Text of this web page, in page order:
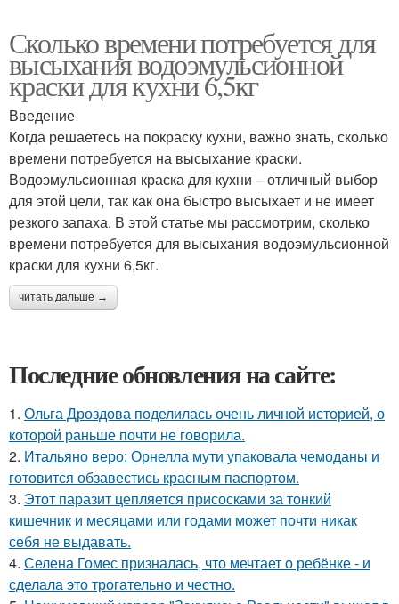
Сколько времени потребуется для
высыхания водоэмульсионной
краски для кухни 6,5кг
Введение
Когда решаетесь на покраску кухни, важно знать, сколько
времени потребуется на высыхание краски.
Водоэмульсионная краска для кухни – отличный выбор
для этой цели, так как она быстро высыхает и не имеет
резкого запаха. В этой статье мы рассмотрим, сколько
времени потребуется для высыхания водоэмульсионной
краски для кухни 6,5кг.
читать дальше →
Последние обновления на сайте:
1. Ольга Дроздова поделилась очень личной историей, о
которой раньше почти не говорила.
2. Итальяно веро: Орнелла мути упаковала чемоданы и
готовится обзавестись красным паспортом.
3. Этот паразит цепляется присосками за тонкий
кишечник и месяцами или годами может почти никак
себя не выдавать.
4. Селена Гомес призналась, что мечтает о ребёнке - и
сделала это трогательно и честно.